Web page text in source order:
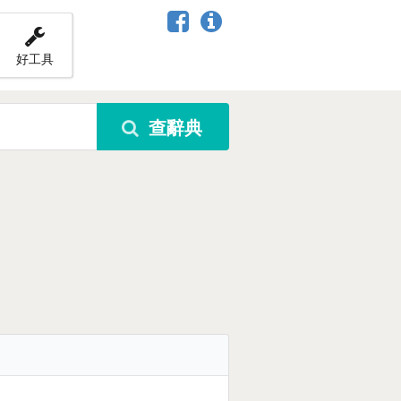
好工具
查辭典